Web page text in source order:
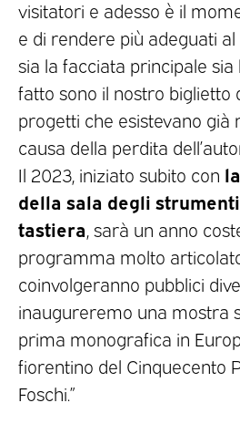
visitatori e adesso è il
e di rendere più adeguati
sia la facciata principale sia
fatto sono il nostro biglietto
progetti che esistevano già
causa della perdita
Il 2023, iniziato subito con
della sala degli
tastiera , sarà un anno
programma molto
coinvolgeranno pubblici
inaugureremo una mostra
prima monografica in
fiorentino del Cinquecento
Foschi.”